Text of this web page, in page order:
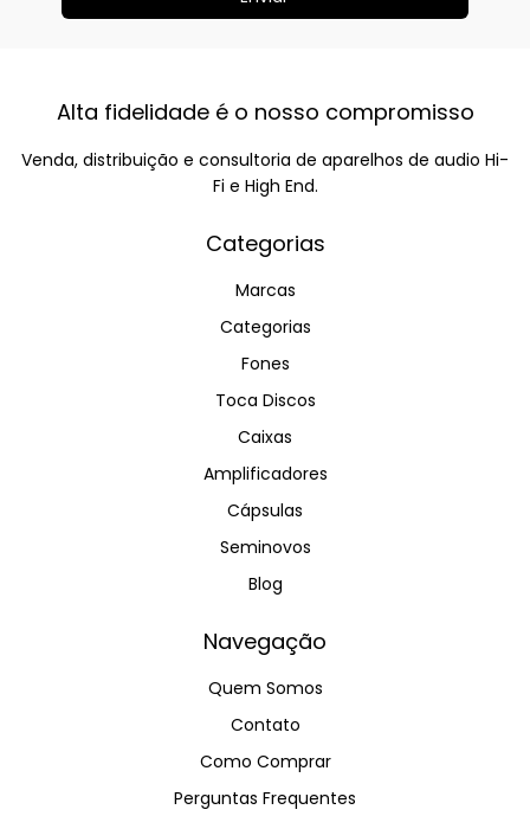
Alta fidelidade é o nosso compromisso
Venda, distribuição e consultoria de aparelhos de audio Hi-
Fi e High End.
Categorias
Marcas
Categorias
Fones
Toca Discos
Caixas
Amplificadores
Cápsulas
Seminovos
Blog
Navegação
Quem Somos
Contato
Como Comprar
Perguntas Frequentes